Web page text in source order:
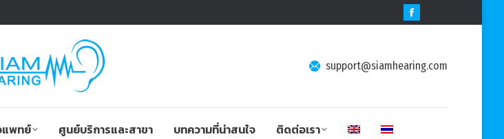
Facebook
in
support@siamhearing.com
แพทย์ ศูนย์บริการและสาขา บทความที่น่าสนใจ ติดต่อเรา